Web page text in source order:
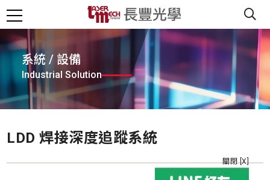
系統 / 設備
Industrial Solution
LDD 焊接深度追蹤系統
關閉 [X]